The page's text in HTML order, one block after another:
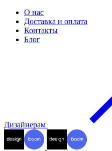
О нас
Доставка и оплата
Контакты
Блог
Дизайнерам